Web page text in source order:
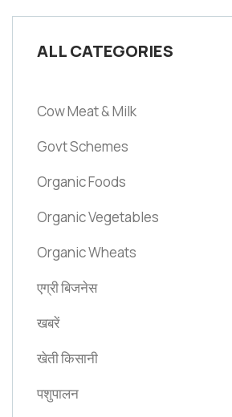
ALL CATEGORIES
Cow Meat & Milk
Govt Schemes
Organic Foods
Organic Vegetables
Organic Wheats
एग्री बिजनेस
खबरें
खेती किसानी
पशुपालन